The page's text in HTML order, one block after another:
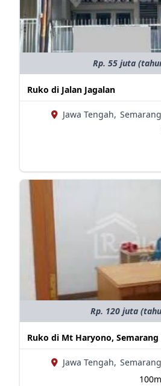
Rp. 55 juta
Ruko di Jalan Jagalan
Jawa Tengah,
Rp. 120 juta
Ruko di Mt Haryono, Semarang
Jawa Tengah,
100m